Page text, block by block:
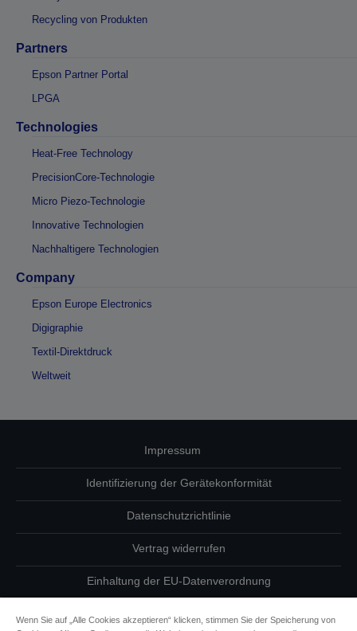
Recycling von Produkten
Partners
Epson Partner Portal
LPGA
Technologies
Heat-Free Technology
PrecisionCore-Technologie
Micro Piezo-Technologie
Innovative Technologien
Nachhaltigere Technologien
Company
Epson Europe Electronics
Digigraphie
Textil-Direktdruck
Weltweit
Impressum
Identifizierung der Gerätekonformität
Datenschutzrichtlinie
Vertrag widerrufen
Einhaltung der EU-Datenverordnung
Wenn Sie auf „Alle Cookies akzeptieren“ klicken, stimmen Sie der Speicherung von